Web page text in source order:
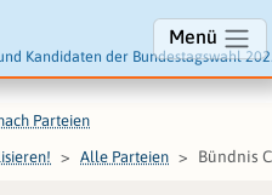
Kandidaten der Bundestagswahl
Menü
Parteien
Alle Parteien Bündnis C